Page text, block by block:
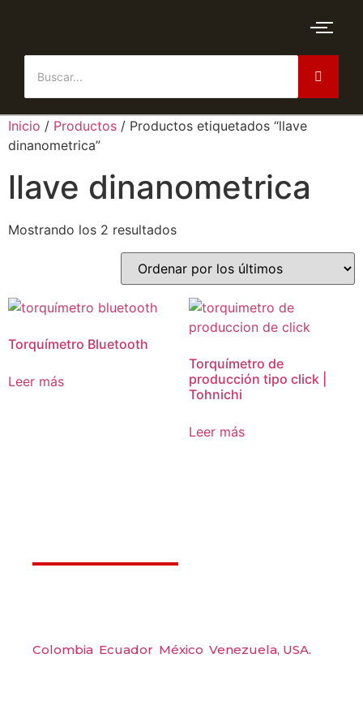
Inicio / Productos / Productos etiquetados “llave
dinanometrica”
llave dinanometrica
Mostrando los 2 resultados
Torquímetro Bluetooth
Leer más
Torquímetro de
producción tipo click |
Tohnichi
Leer más
Colombia Ecuador México Venezuela, USA.